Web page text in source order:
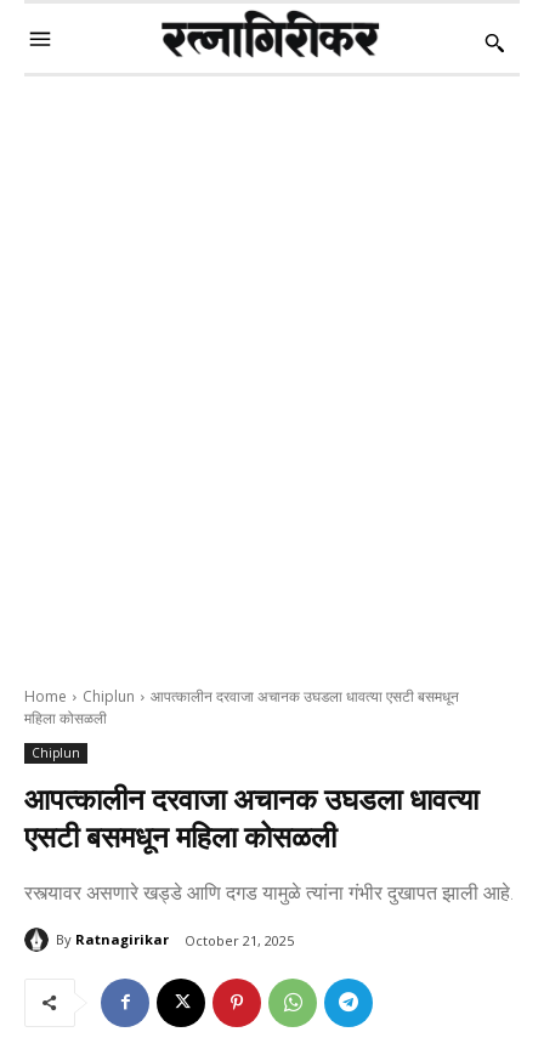
Home Chiplun
आपत्कालीन दरवाजा अचानक उघडला धावत्या एसटी बसमधून
महिला कोसळली
Chiplun
आपत्कालीन दरवाजा अचानक उघडला धावत्या
एसटी बसमधून महिला कोसळली
रस्त्यावर असणारे खड्डे आणि दगड यामुळे त्यांना गंभीर दुखापत झाली आहे.
By Ratnagirikar October 21, 2025